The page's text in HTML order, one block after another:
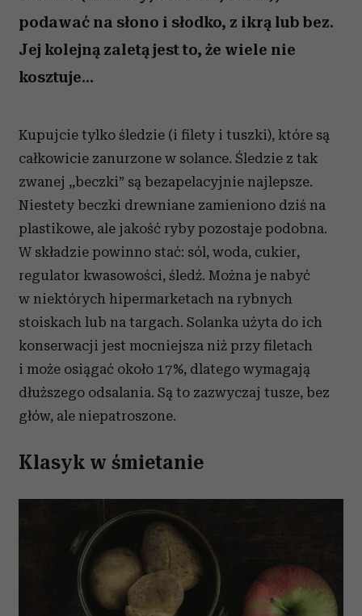
podawać na słono i słodko, z ikrą lub bez.
Jej kolejną zaletą jest to, że wiele nie
kosztuje...
Kupujcie tylko śledzie (i filety i tuszki), które są
całkowicie zanurzone w solance. Śledzie z tak
zwanej ,,beczki” są bezapelacyjnie najlepsze.
Niestety beczki drewniane zamieniono dziś na
plastikowe, ale jakość ryby pozostaje podobna.
W składzie powinno stać: sól, woda, cukier,
regulator kwasowości, śledź. Można je nabyć
w niektórych hipermarketach na rybnych
stoiskach lub na targach. Solanka użyta do ich
konserwacji jest mocniejsza niż przy filetach
i może osiągać około 17%, dlatego wymagają
dłuższego odsalania. Są to zazwyczaj tusze, bez
głów, ale niepatroszone.
Klasyk w śmietanie